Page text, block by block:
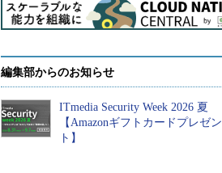
編集部からのお知らせ
ITmedia Security Week 2026 夏
【Amazonギフトカードプレゼン
ト】